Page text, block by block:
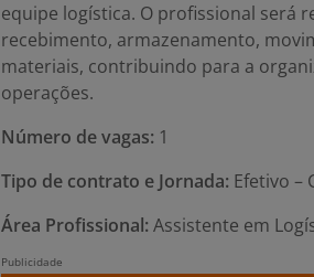
equipe logística. O profissional será
recebimento, armazenamento,
materiais, contribuindo para a
operações.
Número de vagas: 1
Tipo de contrato e Jornada: Efetivo –
Área Profissional: Assistente em